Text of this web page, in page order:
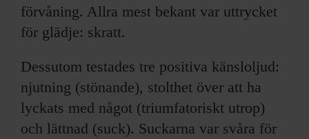
förvåning. Allra mest bekant var uttrycket
för glädje: skratt.
Dessutom testades tre positiva känsloljud:
njutning (stönande), stolthet över att ha
lyckats med något (triumfatoriskt utrop)
och lättnad (suck). Suckarna var svåra för